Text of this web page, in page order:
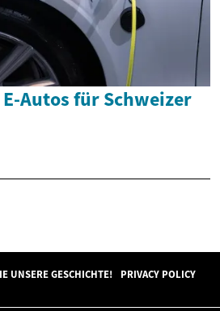
Autos für Schweizer
UNSERE GESCHICHTE! PRIVACY POLICY